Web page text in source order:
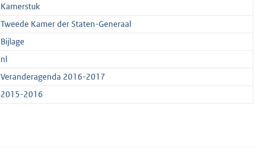
Kamerstuk
Tweede Kamer der Staten-Generaal
Bijlage
nl
Veranderagenda 2016-2017
2015-2016